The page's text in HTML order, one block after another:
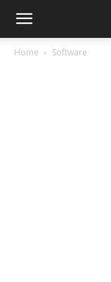
Home Software